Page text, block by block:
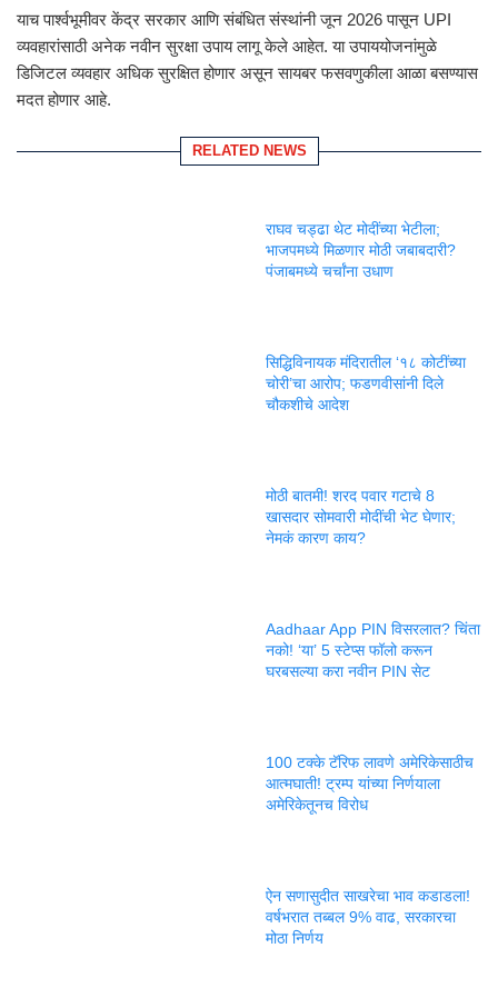
याच पार्श्वभूमीवर केंद्र सरकार आणि संबंधित संस्थांनी जून 2026 पासून UPI
व्यवहारांसाठी अनेक नवीन सुरक्षा उपाय लागू केले आहेत. या उपाययोजनांमुळे
डिजिटल व्यवहार अधिक सुरक्षित होणार असून सायबर फसवणुकीला आळा बसण्यास
मदत होणार आहे.
RELATED NEWS
राघव चड्ढा थेट मोदींच्या भेटीला;
भाजपमध्ये मिळणार मोठी जबाबदारी?
पंजाबमध्ये चर्चांना उधाण
सिद्धिविनायक मंदिरातील ‘१८ कोटींच्या
चोरी’चा आरोप; फडणवीसांनी दिले
चौकशीचे आदेश
मोठी बातमी! शरद पवार गटाचे 8
खासदार सोमवारी मोदींची भेट घेणार;
नेमकं कारण काय?
Aadhaar App PIN विसरलात? चिंता
नको! ‘या’ 5 स्टेप्स फॉलो करून
घरबसल्या करा नवीन PIN सेट
100 टक्के टॅरिफ लावणे अमेरिकेसाठीच
आत्मघाती! ट्रम्प यांच्या निर्णयाला
अमेरिकेतूनच विरोध
ऐन सणासुदीत साखरेचा भाव कडाडला!
वर्षभरात तब्बल 9% वाढ, सरकारचा
मोठा निर्णय